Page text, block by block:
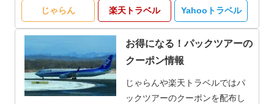
じゃらん 楽天トラベル Yahooトラベル
お得になる！パックツアーの
クーポン情報
じゃらんや楽天トラベルではパ
ックツアーのクーポンを配布し